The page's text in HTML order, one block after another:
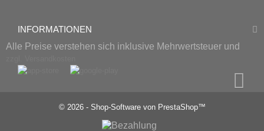
INFORMATIONEN
Alle Preise verstehen sich inklusive Mehrwertsteuer und
© 2026 - Shop-Software von PrestaShop™